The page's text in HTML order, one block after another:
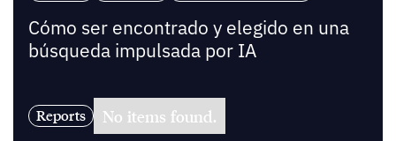
Cómo ser encontrado y elegido en una
búsqueda impulsada por IA
Reports No items found.